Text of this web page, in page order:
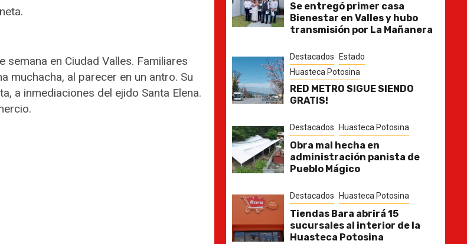
en Ciudad Valles. Familiares
muchacha, al parecer en un antro. Su
a inmediaciones del ejido Santa Elena.
Se entregó primer casa
Bienestar en Valles y hubo
transmisión por La Mañanera
Destacados
Estado
Huasteca Potosina
RED METRO SIGUE SIENDO
GRATIS!
Destacados Huasteca Potosina
Obra mal hecha en
administración panista de
Pueblo Mágico
Destacados Huasteca Potosina
Tiendas Bara abrirá 15
sucursales al interior de la
Huasteca Potosina